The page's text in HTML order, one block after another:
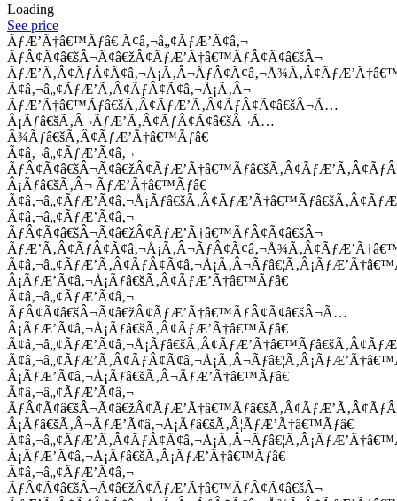
Loading
See price
ÃƒÆ’Ã†â€™Ãƒâ€ Ã¢â‚¬â„¢ÃƒÆ’Ã¢â‚¬
ÃƒÂ¢Ã¢â€šÂ¬Ã¢â€žÂ¢ÃƒÆ’Ã†â€™ÃƒÂ¢Ã¢â€šÂ¬
Ã¢â‚¬â„¢ÃƒÆ’Ã‚Â¢ÃƒÂ¢Ã¢â‚¬Å¡Ã‚Â¬
ÃƒÆ’Ã†â€™Ãƒâ€šÃ‚Â¢ÃƒÆ’Ã‚Â¢ÃƒÂ¢Ã¢â€šÂ¬Ã…
Â¡Ãƒâ€šÃ‚Â¬ÃƒÆ’Ã‚Â¢ÃƒÂ¢Ã¢â€šÂ¬Ã…
Â¾Ãƒâ€šÃ‚Â¢ÃƒÆ’Ã†â€™Ãƒâ€
Ã¢â‚¬â„¢ÃƒÆ’Ã¢â‚¬
Â¡Ãƒâ€šÃ‚Â¬ ÃƒÆ’Ã†â€™Ãƒâ€
Ã¢â‚¬â„¢ÃƒÆ’Ã¢â‚¬
ÃƒÂ¢Ã¢â€šÂ¬Ã¢â€žÂ¢ÃƒÆ’Ã†â€™ÃƒÂ¢Ã¢â€šÂ¬
Â¡ÃƒÆ’Ã¢â‚¬Å¡Ãƒâ€šÃ‚Â¢ÃƒÆ’Ã†â€™Ãƒâ€
Ã¢â‚¬â„¢ÃƒÆ’Ã¢â‚¬
ÃƒÂ¢Ã¢â€šÂ¬Ã¢â€žÂ¢ÃƒÆ’Ã†â€™ÃƒÂ¢Ã¢â€šÂ¬Ã…
Â¡ÃƒÆ’Ã¢â‚¬Å¡Ãƒâ€šÃ‚Â¢ÃƒÆ’Ã†â€™Ãƒâ€
Â¡ÃƒÆ’Ã¢â‚¬Å¡Ãƒâ€šÃ‚Â¬ÃƒÆ’Ã†â€™Ãƒâ€
Ã¢â‚¬â„¢ÃƒÆ’Ã¢â‚¬
Â¡Ãƒâ€šÃ‚Â¬ÃƒÆ’Ã¢â‚¬Å¡Ãƒâ€šÃ‚Â¦ÃƒÆ’Ã†â€™Ãƒâ€
Â¡ÃƒÆ’Ã¢â‚¬Å¡Ãƒâ€šÃ‚Â¡ÃƒÆ’Ã†â€™Ãƒâ€
Ã¢â‚¬â„¢ÃƒÆ’Ã¢â‚¬
ÃƒÂ¢Ã¢â€šÂ¬Ã¢â€žÂ¢ÃƒÆ’Ã†â€™ÃƒÂ¢Ã¢â€šÂ¬